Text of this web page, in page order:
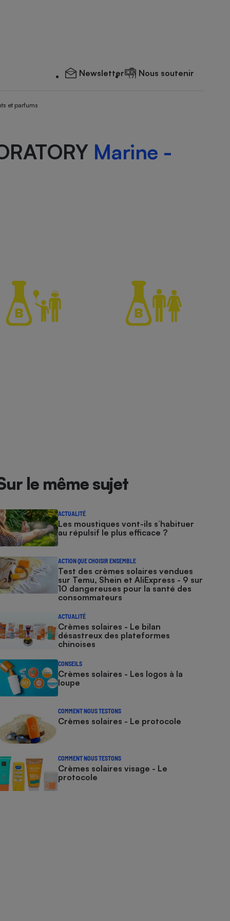
Newsletter Nous soutenir
et parfums
Marine -
le même sujet
ACTUALITÉ
Les moustiques vont-ils s’habituer
au répulsif le plus efficace ?
ACTION QUE CHOISIR ENSEMBLE
Test des crèmes solaires vendues
sur Temu, Shein et AliExpress - 9 sur
10 dangereuses pour la santé des
consommateurs
ACTUALITÉ
Crèmes solaires - Le bilan
désastreux des plateformes
chinoises
CONSEILS
Crèmes solaires - Les logos à la
loupe
COMMENT NOUS TESTONS
Crèmes solaires - Le protocole
COMMENT NOUS TESTONS
Crèmes solaires visage - Le
protocole